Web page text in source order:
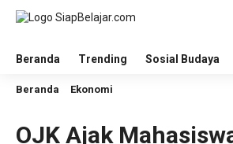
Beranda Trending Sosial Budaya
Beranda Ekonomi
OJK Ajak